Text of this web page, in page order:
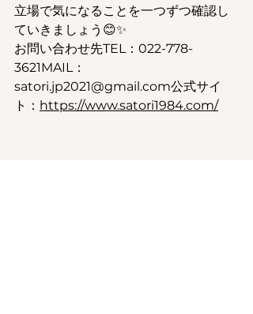
立場で気になることを一つずつ確認し
ていきましょう😊✨
お問い合わせ先TEL：022-778-
3621MAIL：
satori.jp2021@gmail.com公式サイ
ト： https://www.satori1984.com/